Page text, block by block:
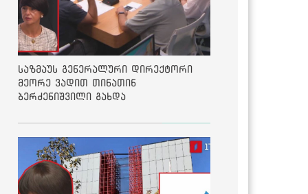
საზმაუს გენერალური დირექტორი
მეორე ვადით თინათინ
ბერძენიშვილი გახდა